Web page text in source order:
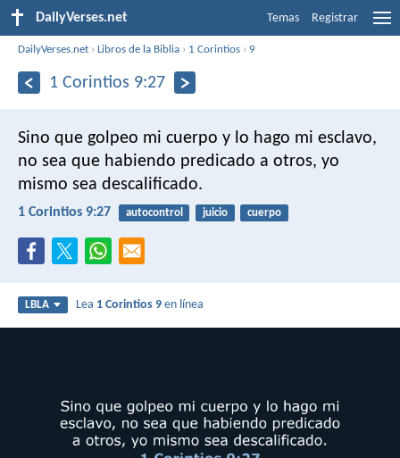
DailyVerses.net Temas Registrar
DailyVerses.net ›Libros de la Biblia › 1 Corintios › 9
1 Corintios 9:27
Sino que golpeo mi cuerpo y lo hago mi esclavo,
no sea que habiendo predicado a otros, yo
mismo sea descalificado.
1 Corintios 9:27 autocontrol juicio cuerpo
LBLA Lea 1 Corintios 9 en línea